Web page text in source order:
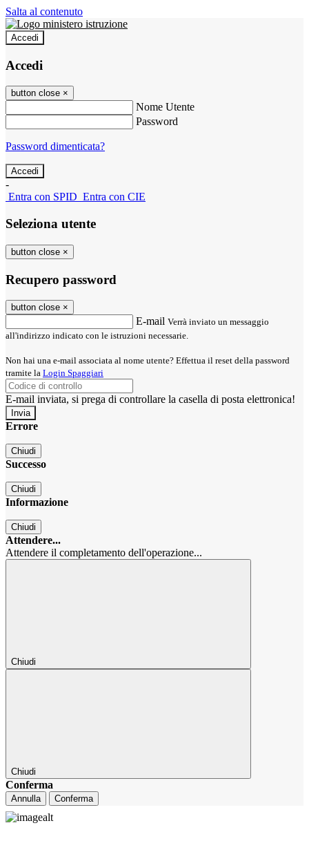
Salta al contenuto
Accedi
Accedi
button close ×
Nome Utente
Password
Password dimenticata?
-
Entra con SPID Entra con CIE
Seleziona utente
button close ×
Recupero password
button close ×
E-mail Verrà inviato un messaggio
all'indirizzo indicato con le istruzioni necessarie.
Non hai una e-mail associata al nome utente? Effettua il reset della password
tramite la Login Spaggiari
E-mail inviata, si prega di controllare la casella di posta elettronica!
Errore
Chiudi
Successo
Chiudi
Informazione
Chiudi
Attendere...
Attendere il completamento dell'operazione...
Chiudi
Chiudi
Conferma
Annulla Conferma